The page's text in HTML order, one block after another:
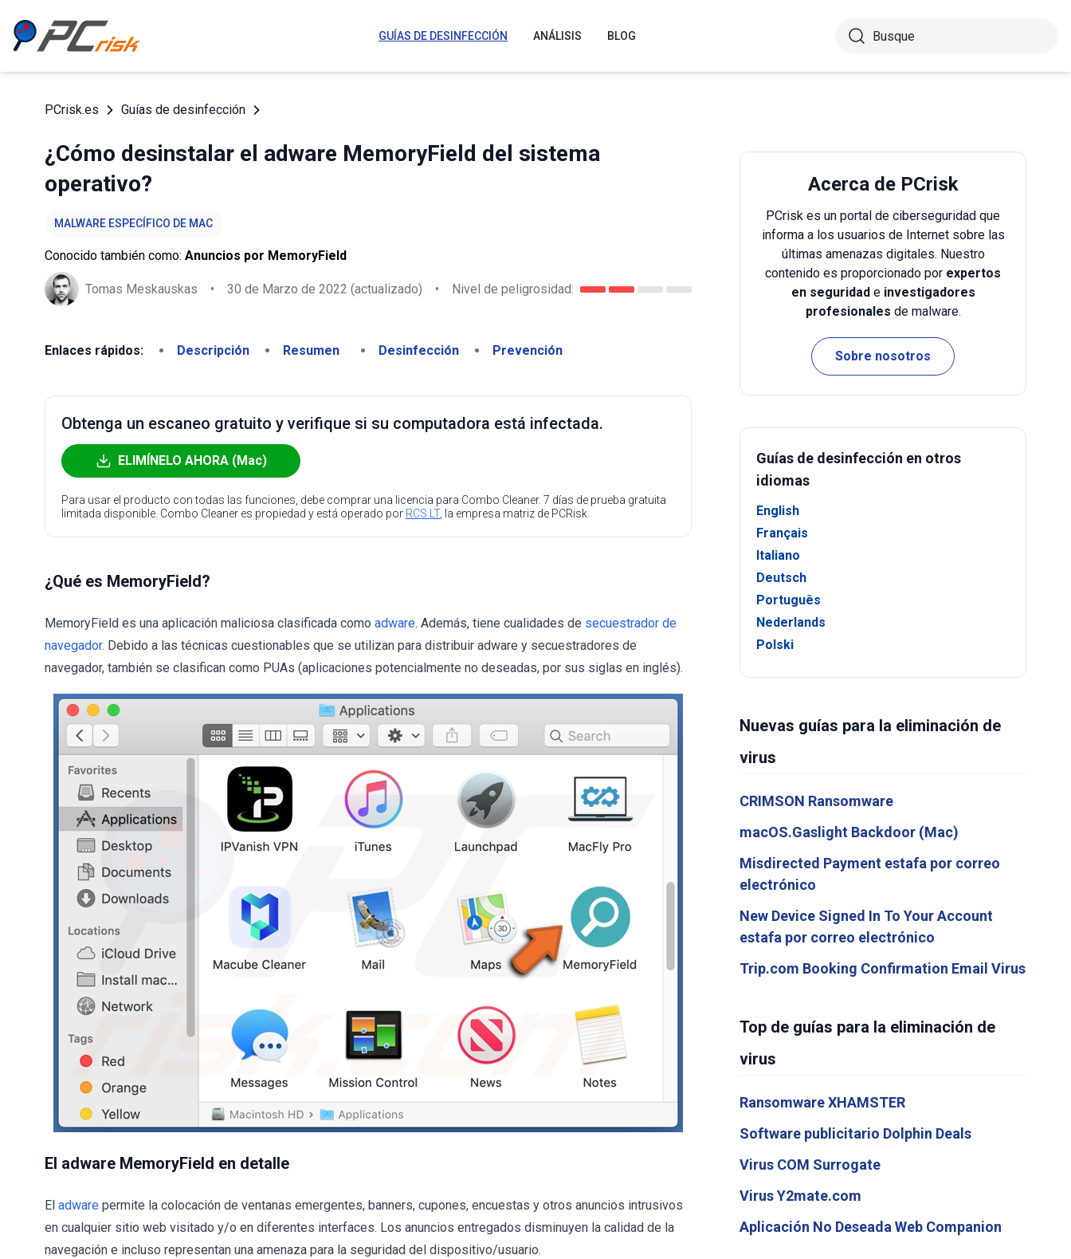
GUÍAS DE DESINFECCIÓN ANÁLISIS BLOG
PCrisk.es Guías de desinfección
¿Cómo desinstalar el adware MemoryField del sistema
operativo?
MALWARE ESPECÍFICO DE MAC
Conocido también como: Anuncios por MemoryField
Tomas Meskauskas • 30 de Marzo de 2022 (actualizado) • Nivel de peligrosidad:
Enlaces rápidos: Descripción Resumen Desinfección Prevención
Obtenga un escaneo gratuito y verifique si su computadora está infectada.
ELIMÍNELO AHORA (Mac)
Para usar el producto con todas las funciones, debe comprar una licencia para Combo Cleaner. 7 días de prueba gratuita
limitada disponible. Combo Cleaner es propiedad y está operado por RCS LT, la empresa matriz de PCRisk.
¿Qué es MemoryField?
MemoryField es una aplicación maliciosa clasificada como adware. Además, tiene cualidades de secuestrador de
navegador. Debido a las técnicas cuestionables que se utilizan para distribuir adware y secuestradores de
navegador, también se clasifican como PUAs (aplicaciones potencialmente no deseadas, por sus siglas en inglés).
El adware MemoryField en detalle
El adware permite la colocación de ventanas emergentes, banners, cupones, encuestas y otros anuncios intrusivos
en cualquier sitio web visitado y/o en diferentes interfaces. Los anuncios entregados disminuyen la calidad de la
navegación e incluso representan una amenaza para la seguridad del dispositivo/usuario.
Acerca de PCrisk
PCrisk es un portal de ciberseguridad que
informa a los usuarios de Internet sobre las
últimas amenazas digitales. Nuestro
contenido es proporcionado por expertos
en seguridade investigadores
profesionales de malware.
Sobre nosotros
Guías de desinfección en otros
idiomas
English
Français
Italiano
Deutsch
Português
Nederlands
Polski
Nuevas guías para la eliminación de
virus
CRIMSON Ransomware
macOS.Gaslight Backdoor (Mac)
Misdirected Payment estafa por correo
electrónico
New Device Signed In To Your Account
estafa por correo electrónico
Trip.com Booking Confirmation Email Virus
Top de guías para la eliminación de
virus
Ransomware XHAMSTER
Software publicitario Dolphin Deals
Virus COM Surrogate
Virus Y2mate.com
Aplicación No Deseada Web Companion